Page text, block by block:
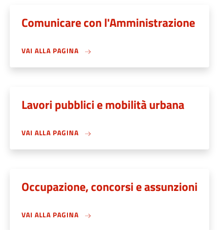
Comunicare con l'Amministrazione
VAI ALLA PAGINA
Lavori pubblici e mobilità urbana
VAI ALLA PAGINA
Occupazione, concorsi e assunzioni
VAI ALLA PAGINA